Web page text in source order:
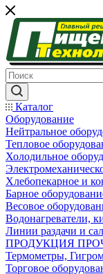
Каталог
Оборудование
Нейтральное
Тепловое
Холодильное
Хлебопекарное и
Барное
Весовое
Водонагреватели,
Линии раздачи и
ПРОДУКЦИЯ
Термометры,
Торговое